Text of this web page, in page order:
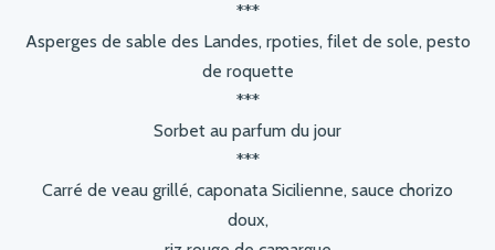
***
Asperges de sable des Landes, rpoties, filet de sole, pesto
de roquette
***
Sorbet au parfum du jour
***
Carré de veau grillé, caponata Sicilienne, sauce chorizo
doux,